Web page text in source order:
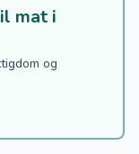
mat i
og